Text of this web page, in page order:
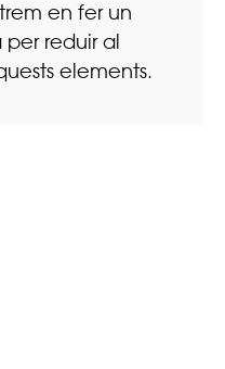
en fer un
reduir al
elements.